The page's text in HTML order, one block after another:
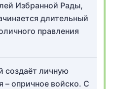
Избранной Рады,
длительный
правления
создаёт личную
– опричное войско. С